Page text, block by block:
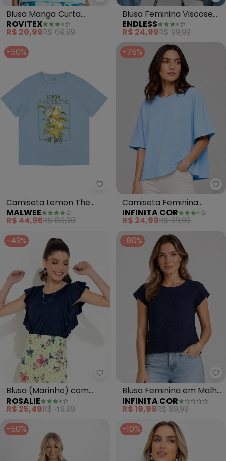
Blusa Manga Curta
Feminina (Azul)
ROVITEX
R$ 20,99R$ 69,99
Blusa Feminina Viscose
(Azul)
ENDLESS
R$ 24,99R$ 99,99
-50%
Malwee - Camiseta Lemon
Camiseta Lemon The
Taste Of Joy (Azul
Pastel)
MALWEE
R$ 44,95R$ 89,90
-75%
Camiseta Feminina
Básica Piume Malha
(Azul)
INFINITA COR
R$ 24,99R$ 99,99
-49%
Rosalie - Blusa (Marinho) com
Blusa (Marinho) com
Babado .
ROSALIE
R$ 25,49R$ 49,99
-80%
Blusa Feminina em Malha
Tapirus (Azul)
INFINITA COR
R$ 19,99R$ 99,99
-50%
-10%